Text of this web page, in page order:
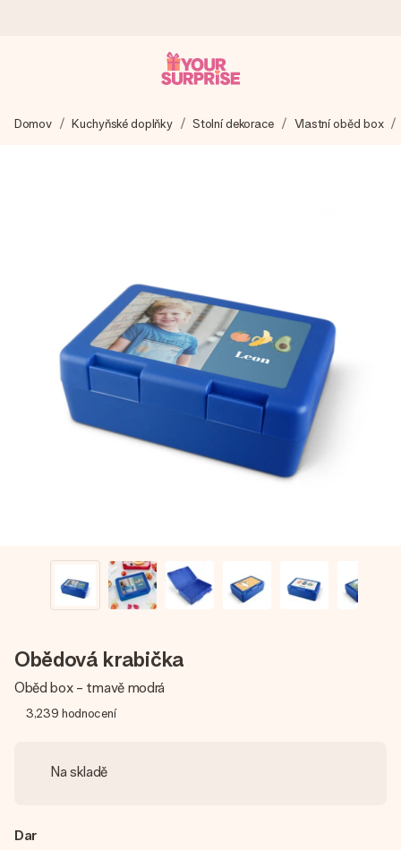
Váš dárek vytvoříme s láskou a bleskově odešleme –
hodnotí známkou 4,8.
Přáníčko zdarma
Vytvořte něco jedinečného během několika kroků – s jejím
jménem, vaší fotografií nebo vzkazem, který doopravdy
zahřeje u srdce. Žádné zbytečné složitosti, jen spousta
lásky pro daný okamžik.
Domov Kuchyňské doplňky Stolní dekorace Vlastní oběd box
Obědová krabička
Oběd box - tmavě modrá
3,239 hodnocení
Na skladě
Dar